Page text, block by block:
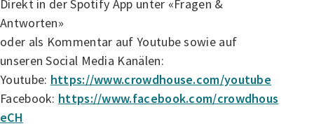
Direkt in der Spotify App unter «Fragen &
Antworten»
oder als Kommentar auf Youtube sowie auf
unseren Social Media Kanälen:
Youtube: https://www.crowdhouse.com/youtube
Facebook: https://www.facebook.com/crowdhous
eCH